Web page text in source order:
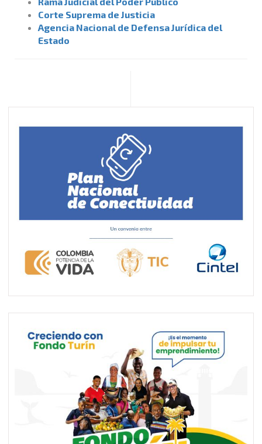
Corte Suprema de Justicia
Agencia Nacional de Defensa Jurídica del
Estado